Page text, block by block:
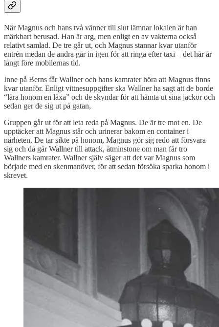
När Magnus och hans två vänner till slut lämnar lokalen är han
märkbart berusad. Han är arg, men enligt en av vakterna också
relativt samlad. De tre går ut, och Magnus stannar kvar utanför
entrén medan de andra går in igen för att ringa efter taxi – det här är
långt före mobilernas tid.
Inne på Berns får Wallner och hans kamrater höra att Magnus finns
kvar utanför. Enligt vittnesuppgifter ska Wallner ha sagt att de borde
“lära honom en läxa” och de skyndar för att hämta ut sina jackor och
sedan ger de sig ut på gatan,
Gruppen går ut för att leta reda på Magnus. De är tre mot en. De
upptäcker att Magnus står och urinerar bakom en container i
närheten. De tar sikte på honom, Magnus gör sig redo att försvara
sig och då går Wallner till attack, åtminstone om man får tro
Wallners kamrater. Wallner själv säger att det var Magnus som
började med en skenmanöver, för att sedan försöka sparka honom i
skrevet.